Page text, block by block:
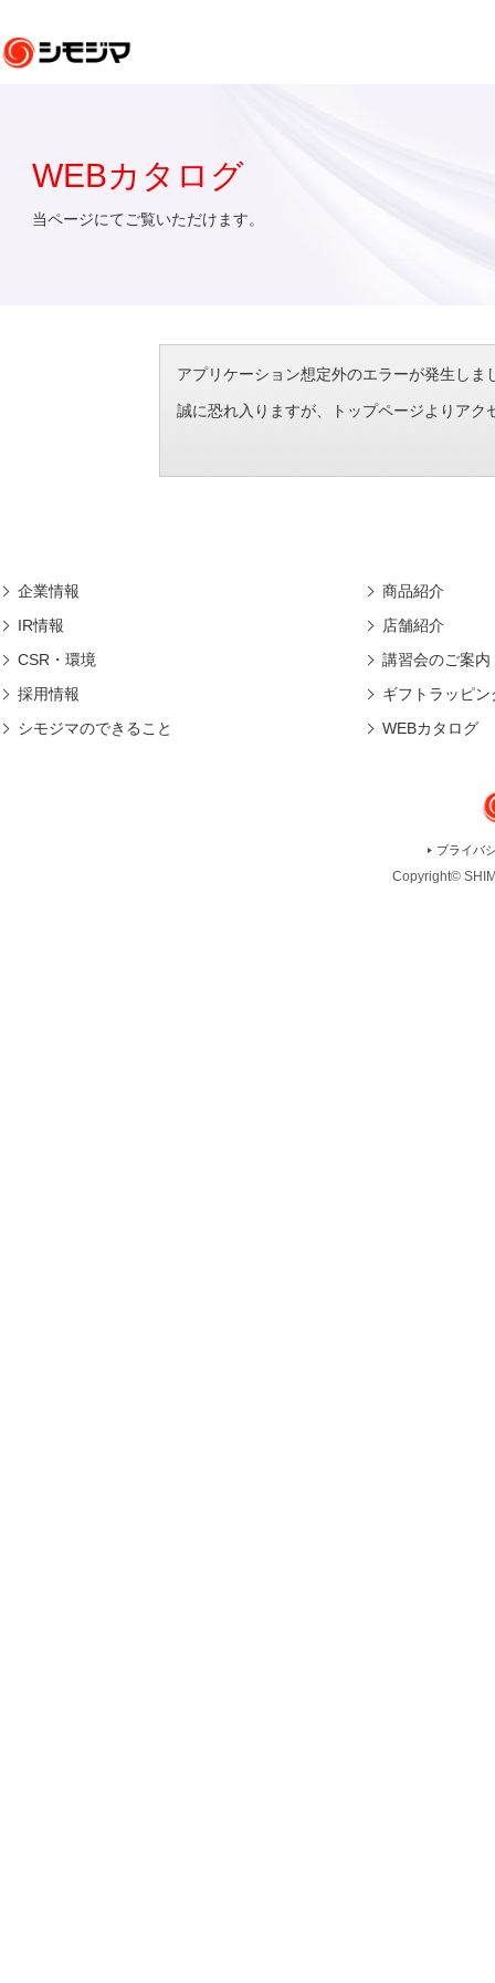
WEBカタログ
当ページにてご覧いただけます。
アプリケーション想定外のエラーが発生し
誠に恐れ入りますが、トップページよりアク
企業情報
IR情報
CSR・環境
採用情報
シモジマのできること
商品紹介
店舗紹介
講習会のご案内
ギフトラッピン
WEBカタログ
プライバ
Copyright©